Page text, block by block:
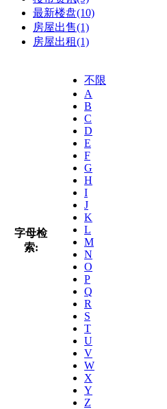
最新楼盘(10)
房屋出售(1)
房屋出租(1)
字母检
索:
不限
A
B
C
D
E
F
G
H
I
J
K
L
M
N
O
P
Q
R
S
T
U
V
W
X
Y
Z